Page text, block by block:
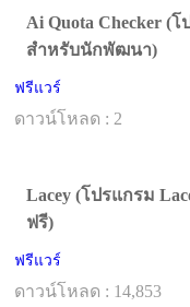
Ai Quota Checker (
สำหรับนักพัฒนา)
ฟรีแวร์
ดาวน์โหลด : 2
Lacey (โปรแกรม
ฟรี)
ฟรีแวร์
ดาวน์โหลด : 14,853